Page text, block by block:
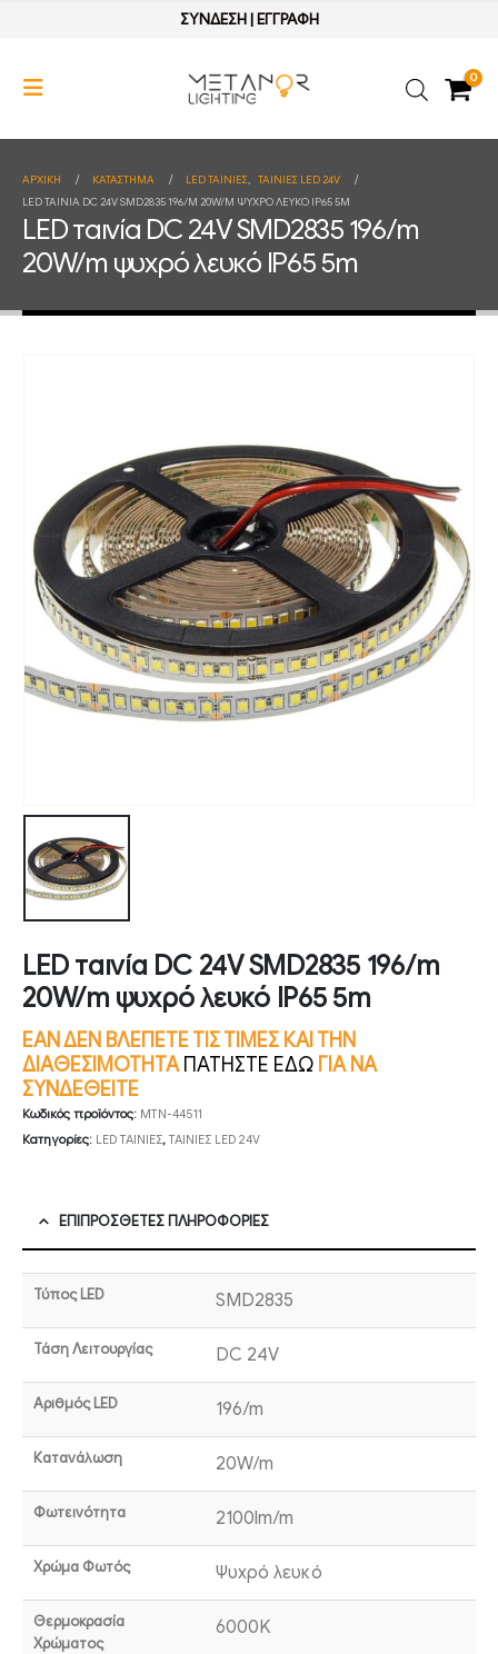
ΣΥΝΔΕΣΗ| ΕΓΓΡΑΦΗ
0
ΑΡΧΙΚΉ ΚΑΤΆΣΤΗΜΑ LED ΤΑΙΝΙΕΣ, ΤΑΙΝΙΕΣ LED 24V
LED ΤΑΙΝΊΑ DC 24V SMD2835 196/M 20W/M ΨΥΧΡΌ ΛΕΥΚΌ IP65 5M
LED ταινία DC 24V SMD2835 196/m
20W/m ψυχρό λευκό IP65 5m
LED ταινία DC 24V SMD2835 196/m
20W/m ψυχρό λευκό IP65 5m
ΕΑΝ ΔΕΝ ΒΛΕΠΕΤΕ ΤΙΣ ΤΙΜΕΣ ΚΑΙ ΤΗΝ
ΔΙΑΘΕΣΙΜΟΤΗΤΑ ΠΑΤΗΣΤΕ ΕΔΩ ΓΙΑ ΝΑ
ΣΥΝΔΕΘΕΙΤΕ
Κωδικός προϊόντος: MTN-44511
Κατηγορίες: LED ΤΑΙΝΙΕΣ,ΤΑΙΝΙΕΣ LED 24V
ΕΠΙΠΡΌΣΘΕΤΕΣ ΠΛΗΡΟΦΟΡΊΕΣ
Τύπος LED SMD2835
Τάση Λειτουργίας DC 24V
Αριθμός LED 196/m
Κατανάλωση 20W/m
Φωτεινότητα 2100lm/m
Χρώμα Φωτός Ψυχρό λευκό
Θερμοκρασία
Χρώματος
6000K